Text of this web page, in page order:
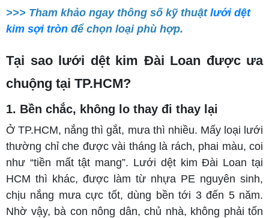
>>> Tham khảo ngay thông số kỹ thuật lưới dệt
kim sợi tròn để chọn loại phù hợp.
Tại sao lưới dệt kim Đài Loan được ưa
chuộng tại TP.HCM?
1. Bền chắc, không lo thay đi thay lại
Ở TP.HCM, nắng thì gắt, mưa thì nhiều. Mấy loại lưới
thường chỉ che được vài tháng là rách, phai màu, coi
như “tiền mất tật mang”. Lưới dệt kim Đài Loan tại
HCM thì khác, được làm từ nhựa PE nguyên sinh,
chịu nắng mưa cực tốt, dùng bền tới 3 đến 5 năm.
Nhờ vậy, bà con nông dân, chủ nhà, không phải tốn